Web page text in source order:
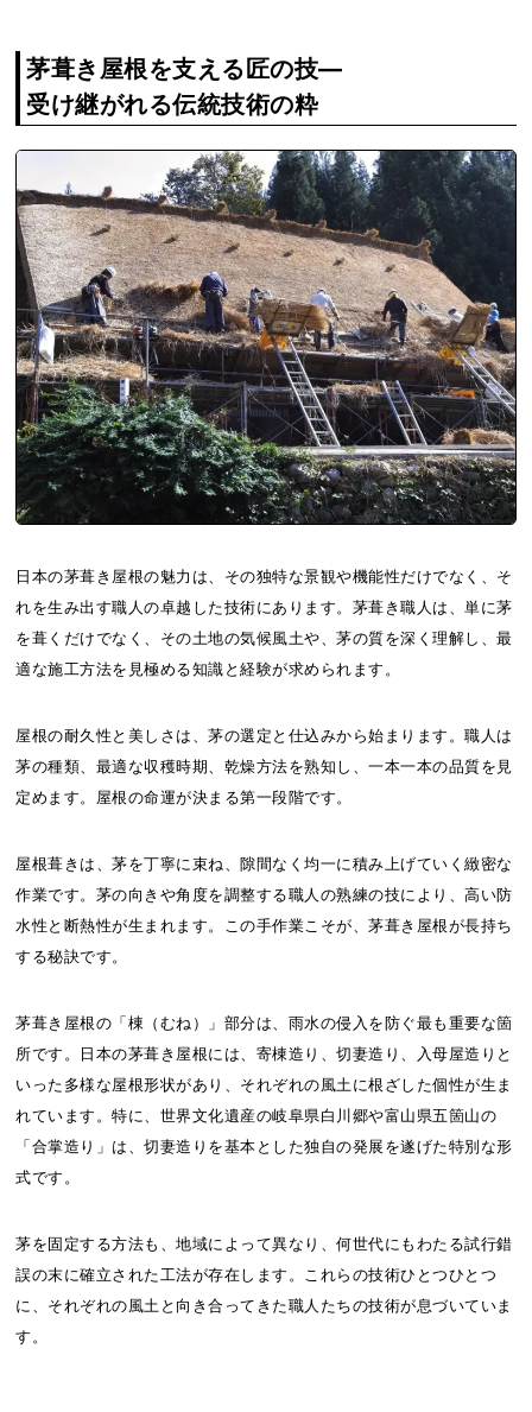
茅葺き屋根を支える匠の技―
受け継がれる伝統技術の粋
日本の茅葺き屋根の魅力は、その独特な景観や機能性だけでなく、そ
れを生み出す職人の卓越した技術にあります。茅葺き職人は、単に茅
を葺くだけでなく、その土地の気候風土や、茅の質を深く理解し、最
適な施工方法を見極める知識と経験が求められます。
屋根の耐久性と美しさは、茅の選定と仕込みから始まります。職人は
茅の種類、最適な収穫時期、乾燥方法を熟知し、一本一本の品質を見
定めます。屋根の命運が決まる第一段階です。
屋根葺きは、茅を丁寧に束ね、隙間なく均一に積み上げていく緻密な
作業です。茅の向きや角度を調整する職人の熟練の技により、高い防
水性と断熱性が生まれます。この手作業こそが、茅葺き屋根が長持ち
する秘訣です。
茅葺き屋根の「棟（むね）」部分は、雨水の侵入を防ぐ最も重要な箇
所です。日本の茅葺き屋根には、寄棟造り、切妻造り、入母屋造りと
いった多様な屋根形状があり、それぞれの風土に根ざした個性が生ま
れています。特に、世界文化遺産の岐阜県白川郷や富山県五箇山の
「合掌造り」は、切妻造りを基本とした独自の発展を遂げた特別な形
式です。
茅を固定する方法も、地域によって異なり、何世代にもわたる試行錯
誤の末に確立された工法が存在します。これらの技術ひとつひとつ
に、それぞれの風土と向き合ってきた職人たちの技術が息づいていま
す。